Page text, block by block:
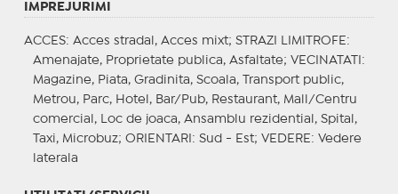
IMPREJURIMI
ACCES: Acces stradal, Acces mixt; STRAZI LIMITROFE :
Amenajate, Proprietate publica, Asfaltate; VECINATATI :
Magazine, Piata, Gradinita, Scoala, Transport public,
Metrou, Parc, Hotel, Bar/Pub, Restaurant, Mall/Centru
comercial, Loc de joaca, Ansamblu rezidential, Spital,
Taxi, Microbuz; ORIENTARI : Sud - Est; VEDERE : Vedere
laterala